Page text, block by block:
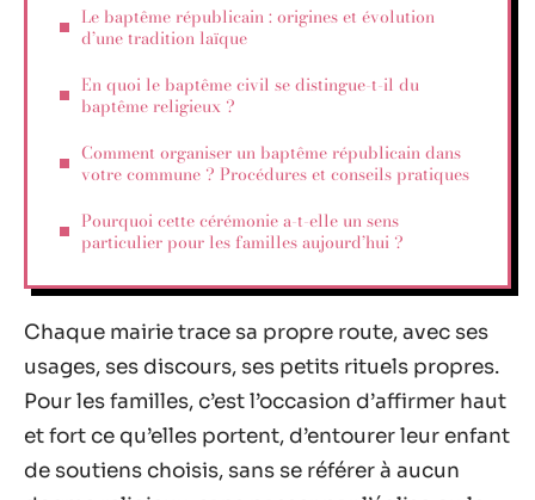
Le baptême républicain : origines et évolution
d’une tradition laïque
En quoi le baptême civil se distingue-t-il du
baptême religieux ?
Comment organiser un baptême républicain dans
votre commune ? Procédures et conseils pratiques
Pourquoi cette cérémonie a-t-elle un sens
particulier pour les familles aujourd’hui ?
Chaque mairie trace sa propre route, avec ses
usages, ses discours, ses petits rituels propres.
Pour les familles, c’est l’occasion d’affirmer haut
et fort ce qu’elles portent, d’entourer leur enfant
de soutiens choisis, sans se référer à aucun